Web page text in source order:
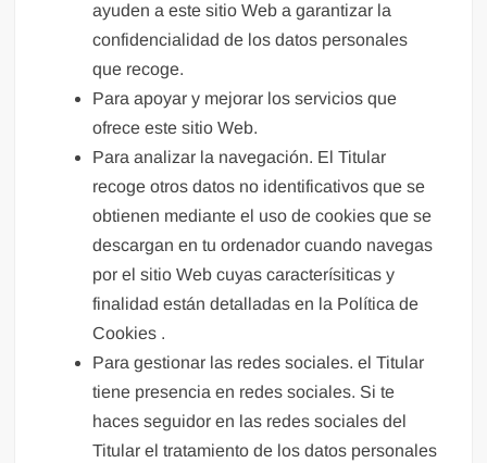
ayuden a este sitio Web a garantizar la
confidencialidad de los datos personales
que recoge.
Para apoyar y mejorar los servicios que
ofrece este sitio Web.
Para analizar la navegación. El Titular
recoge otros datos no identificativos que se
obtienen mediante el uso de cookies que se
descargan en tu ordenador cuando navegas
por el sitio Web cuyas caracterísiticas y
finalidad están detalladas en la Política de
Cookies .
Para gestionar las redes sociales. el Titular
tiene presencia en redes sociales. Si te
haces seguidor en las redes sociales del
Titular el tratamiento de los datos personales